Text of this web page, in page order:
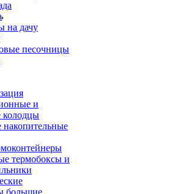
на дачу
песочницы
и
колодцы
термобоксы и
большие